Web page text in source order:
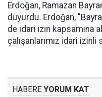
Erdoğan, Ramazan
duyurdu. Erdoğan,
de idari izin kapsamına
çalışanlarımız idari
HABERE YORUM KAT